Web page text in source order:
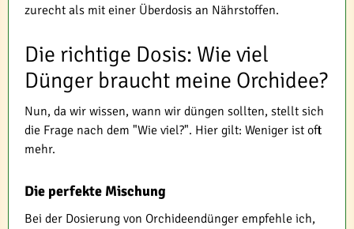
zurecht als mit einer Überdosis an Nährstoffen.
Die richtige Dosis: Wie viel
Dünger braucht meine Orchidee?
Nun, da wir wissen, wann wir düngen sollten, stellt sich
die Frage nach dem "Wie viel?". Hier gilt: Weniger ist oft
mehr.
Die perfekte Mischung
Bei der Dosierung von Orchideendünger empfehle ich,